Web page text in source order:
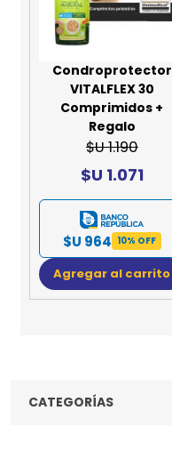
Condroprotector
VITALFLEX 30
Comprimidos +
Regalo
$U 1.190
$U 1.071
$U 964 10% OFF
Agregar al carrito
CATEGORÍAS